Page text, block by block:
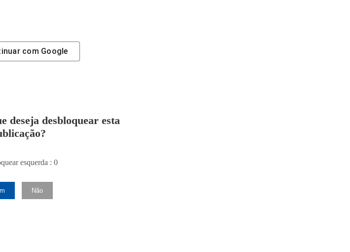
com Google
deseja desbloquear esta
esquerda : 0
Não